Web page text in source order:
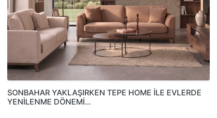
SONBAHAR YAKLAŞIRKEN TEPE HOME İLE EVLERDE
YENİLENME DÖNEMİ…